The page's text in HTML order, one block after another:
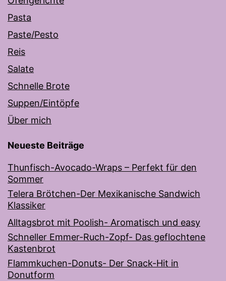
Pasta
Paste/Pesto
Reis
Salate
Schnelle Brote
Suppen/Eintöpfe
Über mich
Neueste Beiträge
Thunfisch-Avocado-Wraps – Perfekt für den
Sommer
Telera Brötchen-Der Mexikanische Sandwich
Klassiker
Alltagsbrot mit Poolish- Aromatisch und easy
Schneller Emmer-Ruch-Zopf- Das geflochtene
Kastenbrot
Flammkuchen-Donuts- Der Snack-Hit in
Donutform